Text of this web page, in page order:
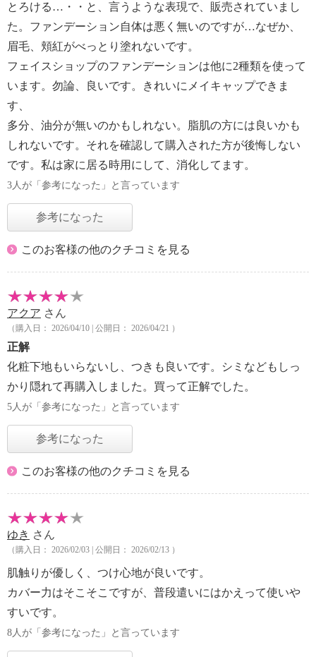
とろける…・・と、言うような表現で、販売されていまし
た。ファンデーション自体は悪く無いのですが…なぜか、
眉毛、頬紅がべっとり塗れないです。
フェイスショップのファンデーションは他に2種類を使って
います。勿論、良いです。きれいにメイキャップできま
す、
多分、油分が無いのかもしれない。脂肌の方には良いかも
しれないです。それを確認して購入された方が後悔しない
です。私は家に居る時用にして、消化してます。
3人が「参考になった」と言っています
参考になった
このお客様の他のクチコミを見る
アクア さん
（購入日： 2026/04/10 | 公開日： 2026/04/21 ）
正解
化粧下地もいらないし、つきも良いです。シミなどもしっ
かり隠れて再購入しました。買って正解でした。
5人が「参考になった」と言っています
参考になった
このお客様の他のクチコミを見る
ゆき さん
（購入日： 2026/02/03 | 公開日： 2026/02/13 ）
肌触りが優しく、つけ心地が良いです。
カバー力はそこそこですが、普段遣いにはかえって使いや
すいです。
8人が「参考になった」と言っています